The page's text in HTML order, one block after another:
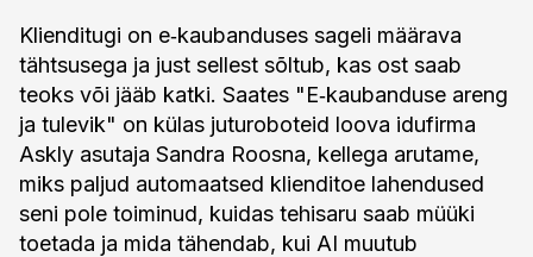
Klienditugi on e‑kaubanduses sageli määrava
tähtsusega ja just sellest sõltub, kas ost saab
teoks või jääb katki. Saates "E‑kaubanduse areng
ja tulevik" on külas juturoboteid loova idufirma
Askly asutaja Sandra Roosna, kellega arutame,
miks paljud automaatsed klienditoe lahendused
seni pole toiminud, kuidas tehisaru saab müüki
toetada ja mida tähendab, kui AI muutub